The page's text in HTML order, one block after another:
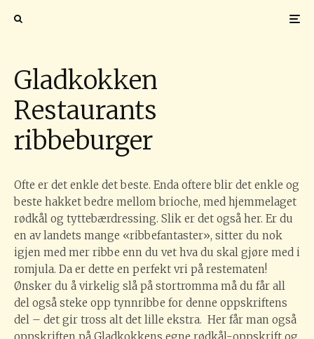
Gladkokken
Restaurants
ribbeburger
Ofte er det enkle det beste. Enda oftere blir det enkle og
beste hakket bedre mellom brioche, med hjemmelaget
rødkål og tyttebærdressing. Slik er det også her. Er du
en av landets mange «ribbefantaster», sitter du nok
igjen med mer ribbe enn du vet hva du skal gjøre med i
romjula. Da er dette en perfekt vri på restematen!
Ønsker du å virkelig slå på stortromma må du får all
del også steke opp tynnribbe for denne oppskriftens
del – det gir tross alt det lille ekstra. Her får man også